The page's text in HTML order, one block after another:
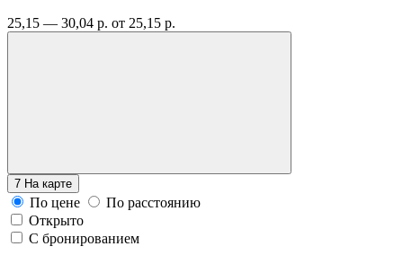
25,15 — 30,04 р. от 25,15 р.
7 На карте
По цене
По расстоянию
Открыто
С бронированием